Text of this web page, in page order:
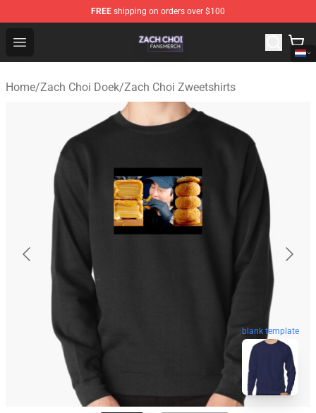
FREE shipping on orders over $100
Open menu
Zach Choi Shop - Official Zach Choi Merchandise Store
Home/Zach Choi Doek/Zach Choi Zweetshirts
blank template